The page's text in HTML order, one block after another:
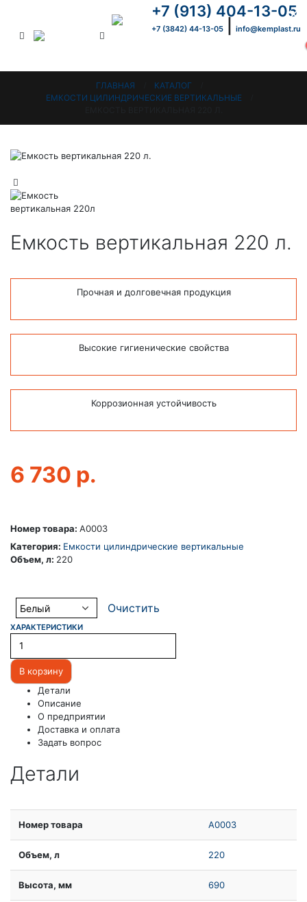
+7 (913) 404-13-05
+7 (3842) 44-13-05 info@kemplast.ru
ГЛАВНАЯ
КАТАЛОГ
ЕМКОСТИ ЦИЛИНДРИЧЕСКИЕ ВЕРТИКАЛЬНЫЕ
Емкость вертикальная 220 л.
Прочная и долговечная продукция
Высокие гигиенические свойства
Коррозионная устойчивость
6 730 р.
Номер товара: A0003
Категория: Емкости цилиндрические вертикальные
Объем, л: 220
Очистить
ХАРАКТЕРИСТИКИ
В корзину
Детали
Описание
О предприятии
Доставка и оплата
Задать вопрос
Детали
Номер товара A0003
Объем, л 220
Высота, мм 690
×